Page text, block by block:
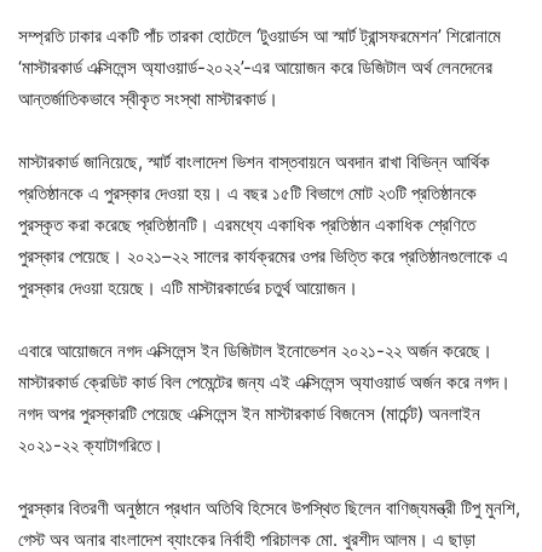
সম্প্রতি ঢাকার একটি পাঁচ তারকা হোটেলে ‘টুওয়ার্ডস আ স্মার্ট ট্রান্সফরমেশন’ শিরোনামে
‘মাস্টারকার্ড এক্সিলেন্স অ্যাওয়ার্ড-২০২২’-এর আয়োজন করে ডিজিটাল অর্থ লেনদেনের
আন্তর্জাতিকভাবে স্বীকৃত সংস্থা মাস্টারকার্ড।
মাস্টারকার্ড জানিয়েছে, স্মার্ট বাংলাদেশ ভিশন বাস্তবায়নে অবদান রাখা বিভিন্ন আর্থিক
প্রতিষ্ঠানকে এ পুরস্কার দেওয়া হয়। এ বছর ১৫টি বিভাগে মোট ২৩টি প্রতিষ্ঠানকে
পুরস্কৃত করা করেছে প্রতিষ্ঠানটি। এরমধ্যে একাধিক প্রতিষ্ঠান একাধিক শ্রেণিতে
পুরস্কার পেয়েছে। ২০২১–২২ সালের কার্যক্রমের ওপর ভিত্তি করে প্রতিষ্ঠানগুলোকে এ
পুরস্কার দেওয়া হয়েছে। এটি মাস্টারকার্ডের চতুর্থ আয়োজন।
এবারে আয়োজনে নগদ এক্সিলেন্স ইন ডিজিটাল ইনোভেশন ২০২১-২২ অর্জন করেছে।
মাস্টারকার্ড ক্রেডিট কার্ড বিল পেমেন্টের জন্য এই এক্সিলেন্স অ্যাওয়ার্ড অর্জন করে নগদ।
নগদ অপর পুরস্কারটি পেয়েছে এক্সিলেন্স ইন মাস্টারকার্ড বিজনেস (মার্চেন্ট) অনলাইন
২০২১-২২ ক্যাটাগরিতে।
পুরস্কার বিতরণী অনুষ্ঠানে প্রধান অতিথি হিসেবে উপস্থিত ছিলেন বাণিজ্যমন্ত্রী টিপু মুনশি,
গেস্ট অব অনার বাংলাদেশ ব্যাংকের নির্বাহী পরিচালক মো. খুরশীদ আলম। এ ছাড়া